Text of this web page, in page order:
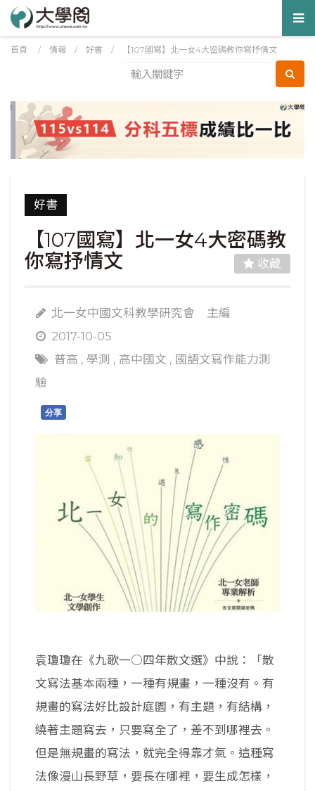
首頁 / 情報 / 好書 / 【107國寫】北一女4大密碼教你寫抒情文
好書
【107國寫】北一女4大密碼教
你寫抒情文
收藏
北一女中國文科教學研究會 主編
2017-10-05
普高 , 學測 , 高中國文 , 國語文寫作能力測
驗
分享
袁瓊瓊在《九歌一○四年散文選》中說：「散
文寫法基本兩種，一種有規畫，一種沒有。有
規畫的寫法好比設計庭園，有主題，有結構，
繞著主題寫去，只要寫全了，差不到哪裡去。
但是無規畫的寫法，就完全得靠才氣。這種寫
法像漫山長野草，要長在哪裡，要生成怎樣，